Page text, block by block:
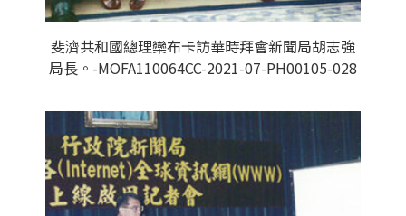
斐濟共和國總理欒布卡訪華時拜會新聞局胡志強
局長。-MOFA110064CC-2021-07-PH00105-028